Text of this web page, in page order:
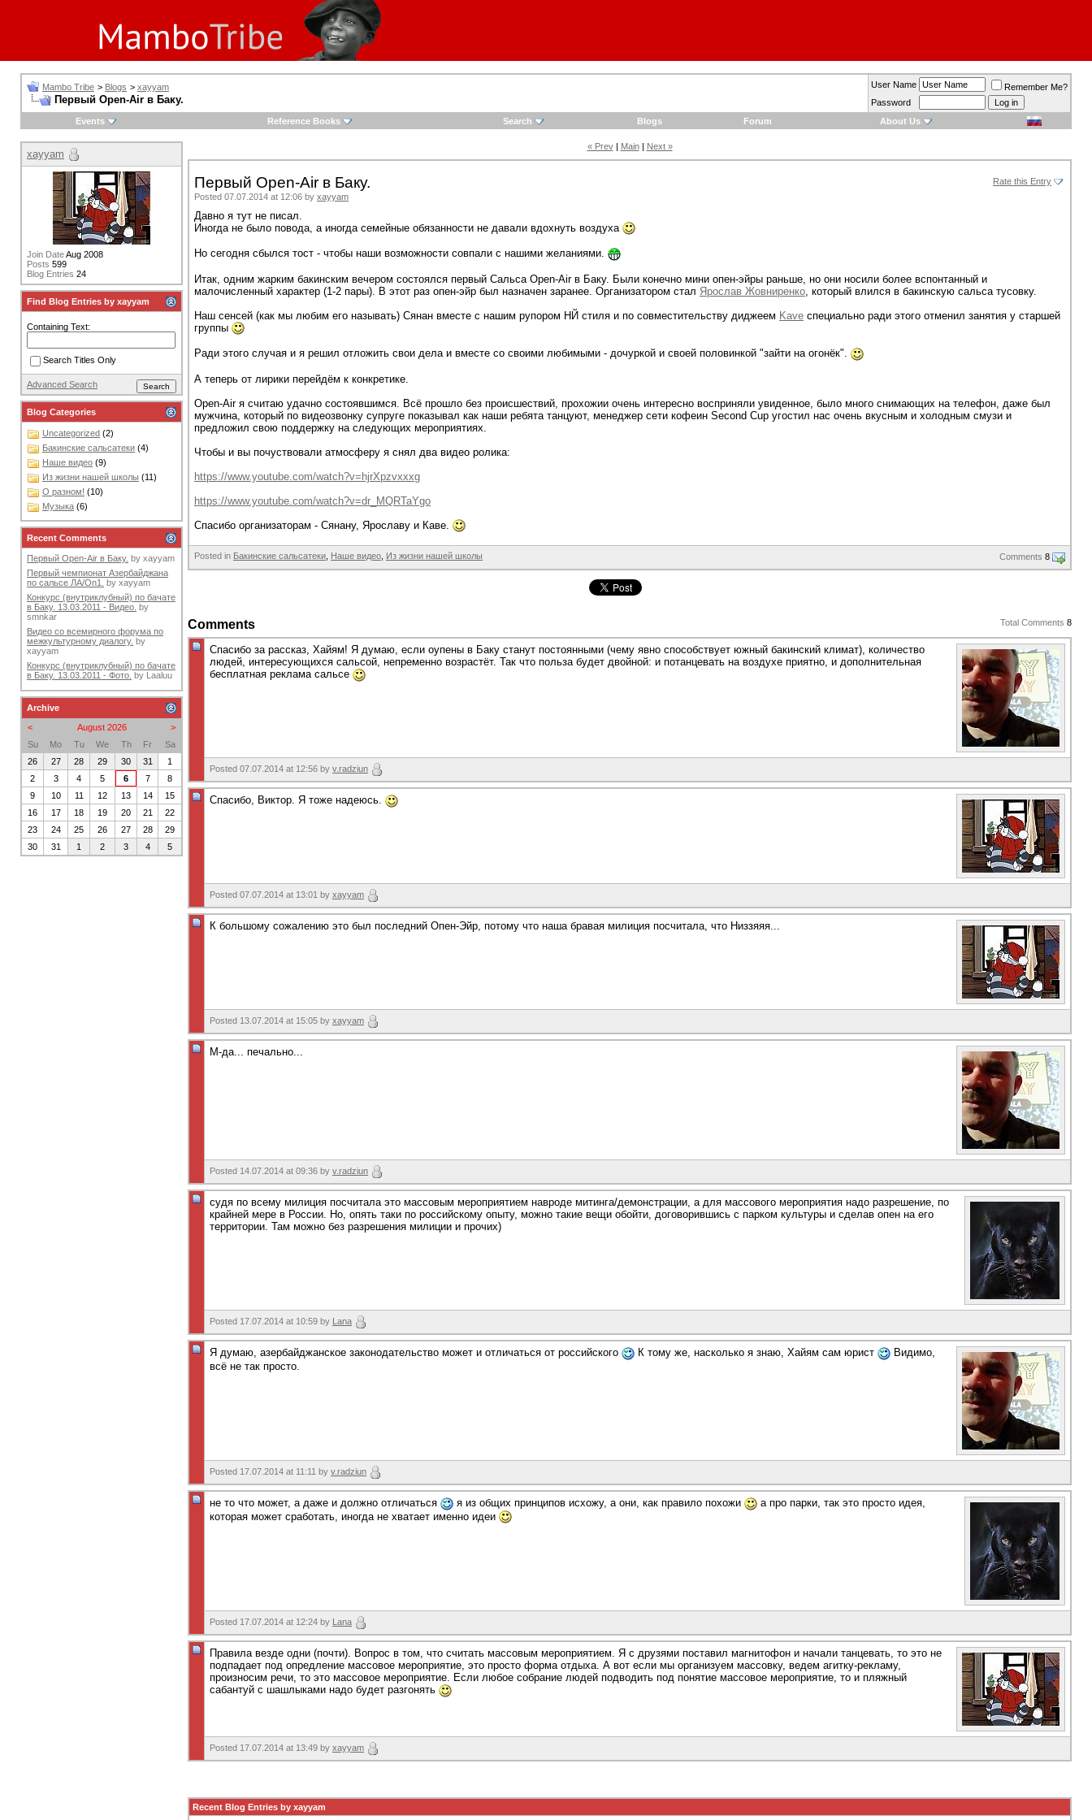
Mambo Tribe > Blogs > xayyam
Первый Open-Air в Баку.
User Name
Remember Me?
Password
Events
Reference Books Search Blogs Forum About Us
« Prev| Main| Next »
Rate this Entry
Первый Open-Air в Баку.
Posted 07.07.2014 at 12:06 by xayyam
Давно я тут не писал.
Иногда не было повода, а иногда семейные обязанности не давали вдохнуть воздуха
Но сегодня сбылся тост - чтобы наши возможности совпали с нашими желаниями.
Итак, одним жарким бакинским вечером состоялся первый Сальса Open-Air в Баку. Были конечно мини опен-эйры раньше, но они носили более вспонтанный и
малочисленный характер (1-2 пары). В этот раз опен-эйр был назначен заранее. Организатором стал Ярослав Жовниренко , который влился в бакинскую сальса тусовку.
Наш сенсей (как мы любим его называть) Сянан вместе с нашим рупором НЙ стиля и по совместительству диджеем Kave специально ради этого отменил занятия у старшей
группы
Ради этого случая и я решил отложить свои дела и вместе со своими любимыми - дочуркой и своей половинкой "зайти на огонёк".
А теперь от лирики перейдём к конкретике.
Open-Air я считаю удачно состоявшимся. Всё прошло без происшествий, прохожии очень интересно восприняли увиденное, было много снимающих на телефон, даже был
мужчина, который по видеозвонку супруге показывал как наши ребята танцуют, менеджер сети кофеин Second Cup угостил нас очень вкусным и холодным смузи и
предложил свою поддержку на следующих мероприятиях.
Чтобы и вы почуствовали атмосферу я снял два видео ролика:
https://www.youtube.com/watch?v=hjrXpzvxxxg
https://www.youtube.com/watch?v=dr_MQRTaYgo
Спасибо организаторам - Сянану, Ярославу и Каве.
Posted in Бакинские сальсатеки, Наше видео, Из жизни нашей школы Comments 8
Total Comments 8
Comments
Спасибо за рассказ, Хайям! Я думаю, если оупены в Баку станут постоянными (чему явно способствует южный бакинский климат), количество
людей, интересующихся сальсой, непременно возрастёт. Так что польза будет двойной: и потанцевать на воздухе приятно, и дополнительная
бесплатная реклама сальсе
Posted 07.07.2014 at 12:56 by v.radziun
Спасибо, Виктор. Я тоже надеюсь.
Posted 07.07.2014 at 13:01 by xayyam
К большому сожалению это был последний Опен-Эйр, потому что наша бравая милиция посчитала, что Низзяяя...
Posted 13.07.2014 at 15:05 by xayyam
М-да... печально...
Posted 14.07.2014 at 09:36 by v.radziun
судя по всему милиция посчитала это массовым мероприятием навроде митинга/демонстрации, а для массового мероприятия надо разрешение, по
крайней мере в России. Но, опять таки по российскому опыту, можно такие вещи обойти, договорившись с парком культуры и сделав опен на его
территории. Там можно без разрешения милиции и прочих)
Posted 17.07.2014 at 10:59 by Lana
Я думаю, азербайджанское законодательство может и отличаться от российского К тому же, насколько я знаю, Хайям сам юрист
Видимо,
всё не так просто.
Posted 17.07.2014 at 11:11 by v.radziun
не то что может, а даже и должно отличаться я из общих принципов исхожу, а они, как правило похожи
а про парки, так это просто идея,
которая может сработать, иногда не хватает именно идеи
Posted 17.07.2014 at 12:24 by Lana
Правила везде одни (почти). Вопрос в том, что считать массовым мероприятием. Я с друзями поставил магнитофон и начали танцевать, то это не
подпадает под опредление массовое мероприятие, это просто форма отдыха. А вот если мы организуем массовку, ведем агитку-рекламу,
произносим речи, то это массовое мероприятие. Если любое собрание людей подводить под понятие массовое мероприятие, то и пляжный
сабантуй с шашлыками надо будет разгонять
Posted 17.07.2014 at 13:49 by xayyam
Recent Blog Entries by xayyam
xayyam
Join DateAug 2008
Posts 599
Blog Entries 24
Find Blog Entries by xayyam
Containing Text:
Search Titles Only
Advanced Search
Blog Categories
Uncategorized (2)
Бакинские сальсатеки (4)
Наше видео (9)
Из жизни нашей школы (11)
О разном! (10)
Музыка (6)
Recent Comments
Первый Open-Air в Баку. by xayyam
Первый чемпионат Азербайджана
по сальсе ЛА/On1. by xayyam
Конкурс (внутриклубный) по бачате
в Баку. 13.03.2011 - Видео. by
smnkar
Видео со всемирного форума по
межкультурному диалогу. by
xayyam
Конкурс (внутриклубный) по бачате
в Баку. 13.03.2011 - Фото. by Laaluu
Archive
<
>
August 2026
Su
Mo Tu We Th Fr
Sa
26
27 28 29 30 31
1
2
3 4 5 6 7
8
9
10 11 12 13 14
15
16
17 18 19 20 21
22
23
24 25 26 27 28
29
30
31 1 2 3 4 5